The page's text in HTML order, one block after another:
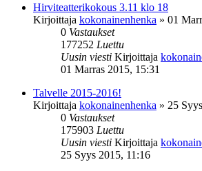
Hirviteatterikokous 3.11 klo 18
Kirjoittaja kokonainenhenka » 01
0 Vastaukset
177252 Luettu
Uusin viesti Kirjoittaja
01 Marras 2015, 15:31
Talvelle 2015-2016!
Kirjoittaja kokonainenhenka » 25
0 Vastaukset
175903 Luettu
Uusin viesti Kirjoittaja
25 Syys 2015, 11:16